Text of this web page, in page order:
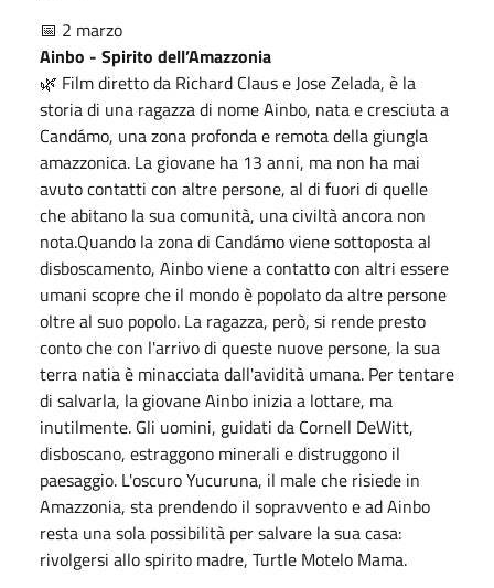
📅 2 marzo
Ainbo - Spirito dell’Amazzonia
🌿 Film diretto da Richard Claus e Jose Zelada, è la
storia di una ragazza di nome Ainbo, nata e cresciuta a
Candámo, una zona profonda e remota della giungla
amazzonica. La giovane ha 13 anni, ma non ha mai
avuto contatti con altre persone, al di fuori di quelle
che abitano la sua comunità, una civiltà ancora non
nota.Quando la zona di Candámo viene sottoposta al
disboscamento, Ainbo viene a contatto con altri essere
umani scopre che il mondo è popolato da altre persone
oltre al suo popolo. La ragazza, però, si rende presto
conto che con l'arrivo di queste nuove persone, la sua
terra natia è minacciata dall'avidità umana. Per tentare
di salvarla, la giovane Ainbo inizia a lottare, ma
inutilmente. Gli uomini, guidati da Cornell DeWitt,
disboscano, estraggono minerali e distruggono il
paesaggio. L'oscuro Yucuruna, il male che risiede in
Amazzonia, sta prendendo il sopravvento e ad Ainbo
resta una sola possibilità per salvare la sua casa:
rivolgersi allo spirito madre, Turtle Motelo Mama.